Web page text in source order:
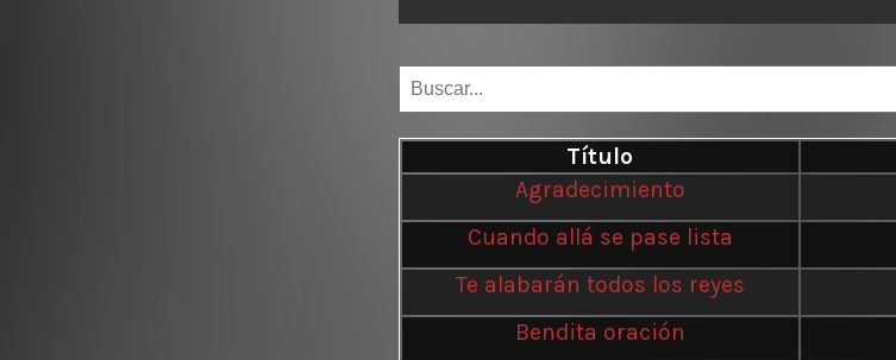
Título
Agradecimiento
Cuando allá se pase lista
Te alabarán todos los reyes
Bendita oración